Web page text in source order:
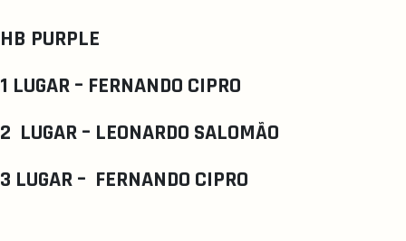
HB PURPLE
1 LUGAR – FERNANDO CIPRO
2 LUGAR – LEONARDO SALOMÃO
3 LUGAR – FERNANDO CIPRO